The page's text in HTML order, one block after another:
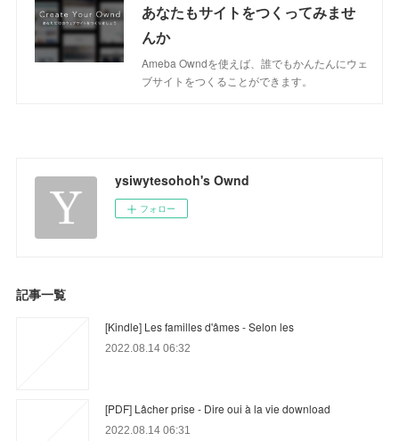
あなたもサイトをつくってみませ
んか
Ameba Owndを使えば、誰でもかんたんにウェ
ブサイトをつくることができます。
ysiwytesohoh's Ownd
フォロー
記事一覧
[Kindle] Les familles d'âmes - Selon les
2022.08.14 06:32
[PDF] Lâcher prise - Dire oui à la vie download
2022.08.14 06:31